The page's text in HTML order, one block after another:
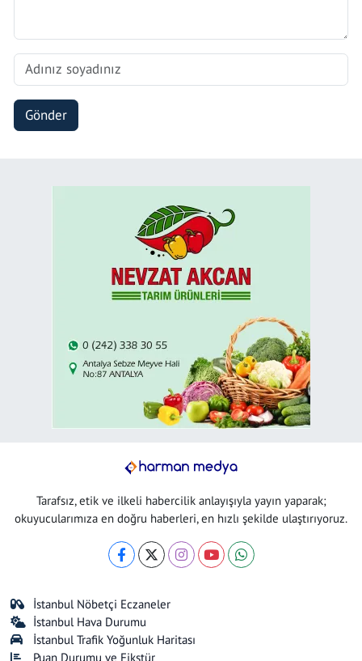
Gönder
Tarafsız, etik ve ilkeli habercilik anlayışıyla yayın yaparak;
okuyucularımıza en doğru haberleri, en hızlı şekilde ulaştırıyoruz.
İstanbul Nöbetçi Eczaneler
İstanbul Hava Durumu
İstanbul Trafik Yoğunluk Haritası
Puan Durumu ve Fikstür